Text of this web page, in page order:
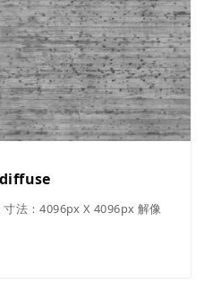
法：4096px X 4096px 解像